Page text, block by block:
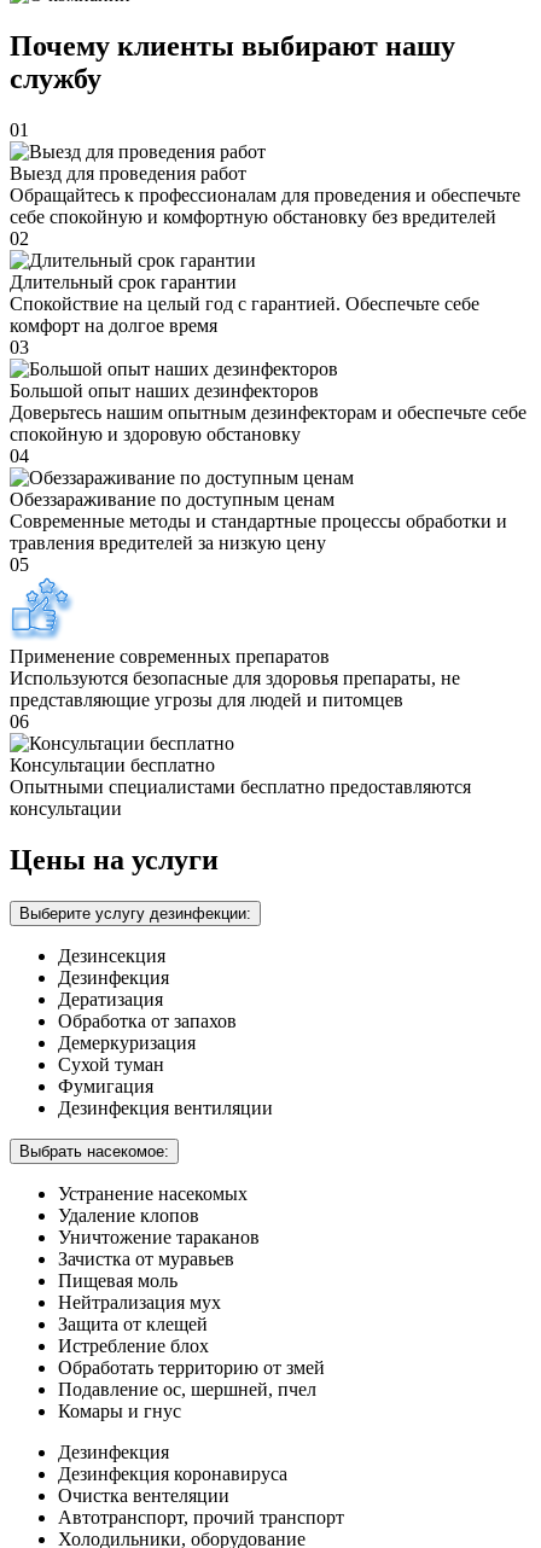
Почему клиенты выбирают нашу
службу
01
Выезд для проведения работ
Обращайтесь к профессионалам для проведения и обеспечьте
себе спокойную и комфортную обстановку без вредителей
02
Длительный срок гарантии
Спокойствие на целый год с гарантией. Обеспечьте себе
комфорт на долгое время
03
Большой опыт наших дезинфекторов
Доверьтесь нашим опытным дезинфекторам и обеспечьте себе
спокойную и здоровую обстановку
04
Обеззараживание по доступным ценам
Современные методы и стандартные процессы обработки и
травления вредителей за низкую цену
05
Применение современных препаратов
Используются безопасные для здоровья препараты, не
представляющие угрозы для людей и питомцев
06
Консультации бесплатно
Опытными специалистами бесплатно предоставляются
консультации
Цены на услуги
Выберите услугу дезинфекции:
Дезинсекция
Дезинфекция
Дератизация
Обработка от запахов
Демеркуризация
Сухой туман
Фумигация
Дезинфекция вентиляции
Выбрать насекомое:
Устранение насекомых
Удаление клопов
Уничтожение тараканов
Зачистка от муравьев
Пищевая моль
Нейтрализация мух
Защита от клещей
Истребление блох
Обработать территорию от змей
Подавление ос, шершней, пчел
Комары и гнус
Дезинфекция
Дезинфекция коронавируса
Очистка вентеляции
Автотранспорт, прочий транспорт
Холодильники, оборудование